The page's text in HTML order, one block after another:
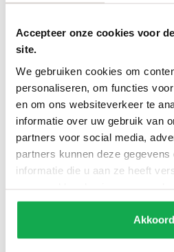
Accepteer onze cookies voor
site.
We gebruiken cookies om
personaliseren, om functies
en om ons websiteverkeer te
informatie over uw gebruik van
partners voor social media,
partners kunnen deze
informatie die u aan ze heeft
Akkoord
5 Randafwerking
Recht (standaard) 20 Facet